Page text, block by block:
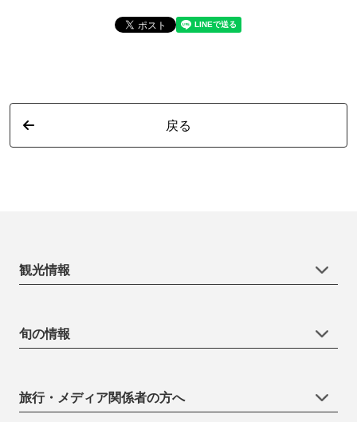
戻る
観光情報
旬の情報
旅行・メディア関係者の方へ